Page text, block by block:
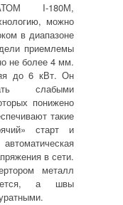
I-180М,
можно
в диапазоне
приемлемы
не более 4 мм.
до 6 кВт. Он
слабыми
понижено
такие
старт и
в сети.
металл
а швы